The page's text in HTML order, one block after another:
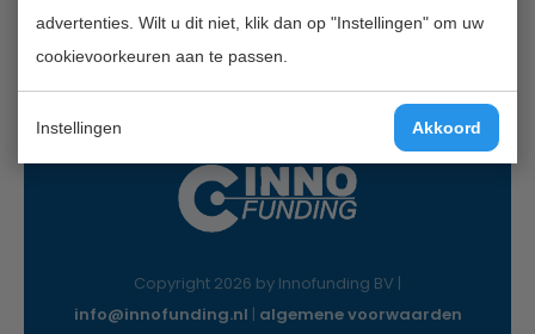
advertenties. Wilt u dit niet, klik dan op "Instellingen" om uw
cookievoorkeuren aan te passen.
Instellingen Akkoord
Mail:info@innofunding.nl
Copyright 2026 by Innofunding BV |
info@innofunding.nl | algemene voorwaarden